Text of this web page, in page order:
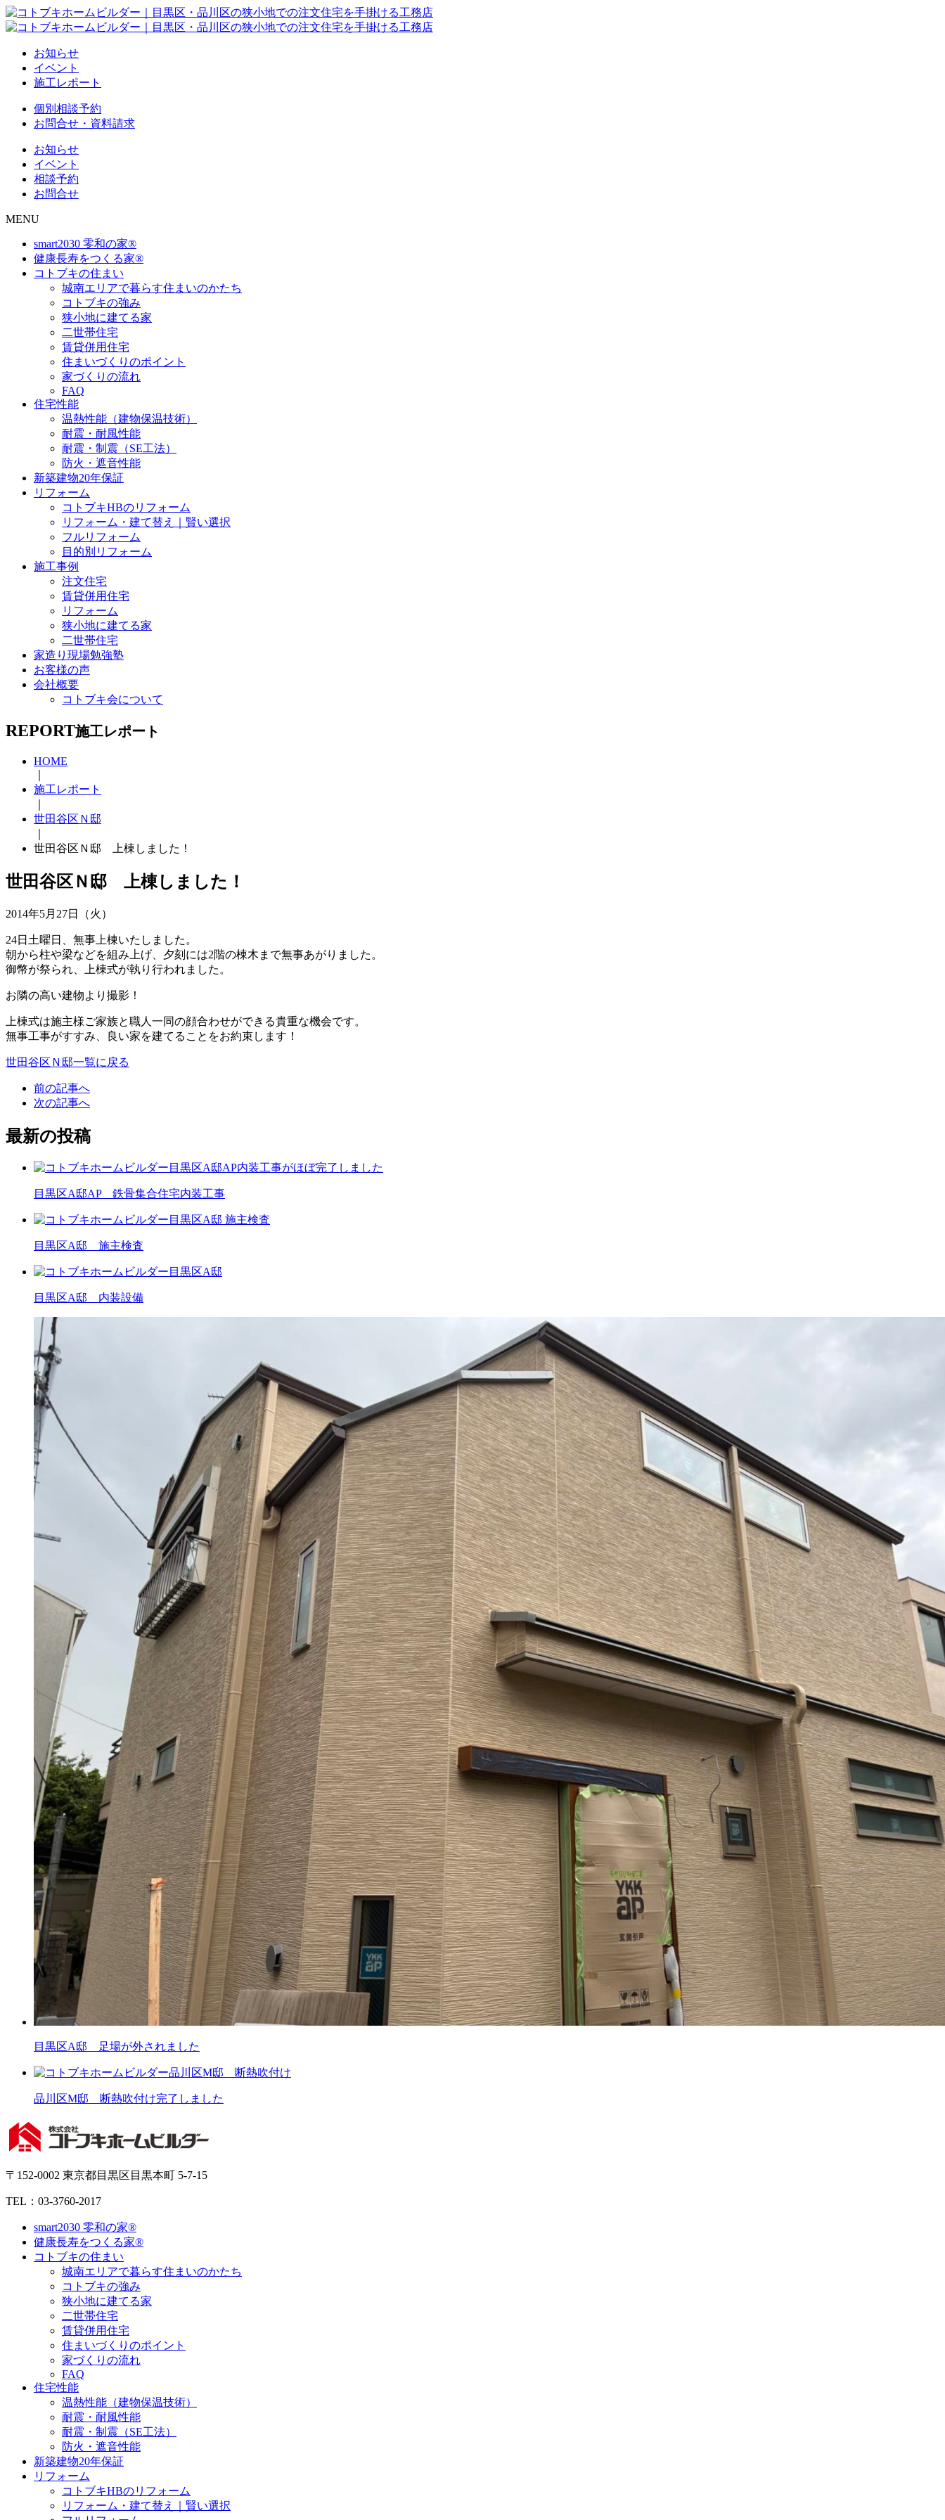
お知らせ
イベント
施工レポート
個別相談予約
お問合せ・資料請求
お知らせ
イベント
相談予約
お問合せ
MENU
smart2030 零和の家®
健康長寿をつくる家®
コトブキの住まい
城南エリアで暮らす住まいのかたち
コトブキの強み
狭小地に建てる家
二世帯住宅
賃貸併用住宅
住まいづくりのポイント
家づくりの流れ
FAQ
住宅性能
温熱性能（建物保温技術）
耐震・耐風性能
耐震・制震（SE工法）
防火・遮音性能
新築建物20年保証
リフォーム
コトブキHBのリフォーム
リフォーム・建て替え｜賢い選択
フルリフォーム
目的別リフォーム
施工事例
注文住宅
賃貸併用住宅
リフォーム
狭小地に建てる家
二世帯住宅
家造り現場勉強塾
お客様の声
会社概要
コトブキ会について
REPORT施工レポート
HOME
施工レポート
世田谷区Ｎ邸
世田谷区Ｎ邸 上棟しました！
世田谷区Ｎ邸 上棟しました！
2014年5月27日（火）
24日土曜日、無事上棟いたしました。
朝から柱や梁などを組み上げ、夕刻には2階の棟木まで無事あがりました。
御幣が祭られ、上棟式が執り行われました。
お隣の高い建物より撮影！
上棟式は施主様ご家族と職人一同の顔合わせができる貴重な機会です。
無事工事がすすみ、良い家を建てることをお約束します！
世田谷区Ｎ邸一覧に戻る
前の記事へ
次の記事へ
最新の投稿
目黒区A邸AP 鉄骨集合住宅内装工事
目黒区A邸 施主検査
目黒区A邸 内装設備
目黒区A邸 足場が外されました
品川区M邸 断熱吹付け完了しました
〒152-0002 東京都目黒区目黒本町 5-7-15
TEL：03-3760-2017
smart2030 零和の家®
健康長寿をつくる家®
コトブキの住まい
城南エリアで暮らす住まいのかたち
コトブキの強み
狭小地に建てる家
二世帯住宅
賃貸併用住宅
住まいづくりのポイント
家づくりの流れ
FAQ
住宅性能
温熱性能（建物保温技術）
耐震・耐風性能
耐震・制震（SE工法）
防火・遮音性能
新築建物20年保証
リフォーム
コトブキHBのリフォーム
リフォーム・建て替え｜賢い選択